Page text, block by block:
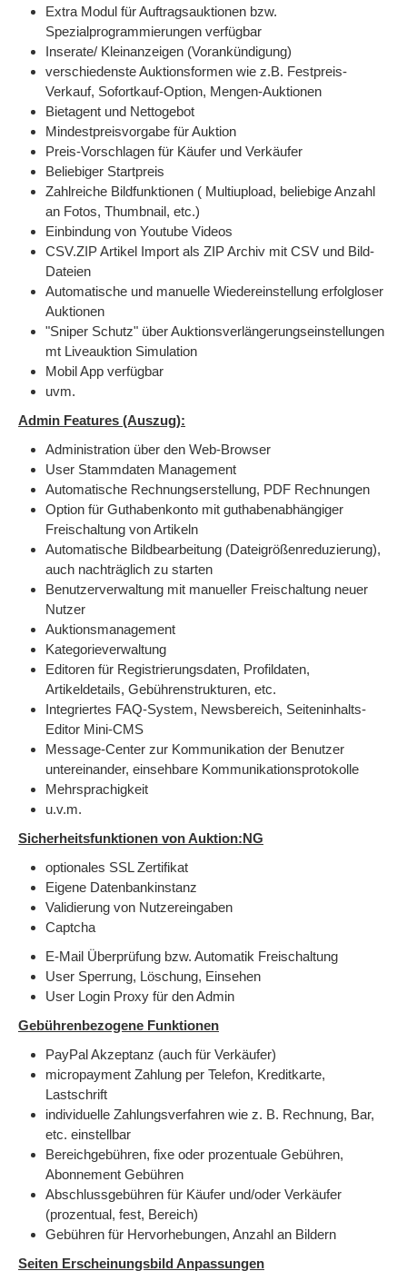
Extra Modul für Auftragsauktionen bzw.
Spezialprogrammierungen verfügbar
Inserate/ Kleinanzeigen (Vorankündigung)
verschiedenste Auktionsformen wie z.B. Festpreis-
Verkauf, Sofortkauf-Option, Mengen-Auktionen
Bietagent und Nettogebot
Mindestpreisvorgabe für Auktion
Preis-Vorschlagen für Käufer und Verkäufer
Beliebiger Startpreis
Zahlreiche Bildfunktionen ( Multiupload, beliebige Anzahl
an Fotos, Thumbnail, etc.)
Einbindung von Youtube Videos
CSV.ZIP Artikel Import als ZIP Archiv mit CSV und Bild-
Dateien
Automatische und manuelle Wiedereinstellung erfolgloser
Auktionen
"Sniper Schutz" über Auktionsverlängerungseinstellungen
mt Liveauktion Simulation
Mobil App verfügbar
uvm.
Admin Features (Auszug):
Administration über den Web-Browser
User Stammdaten Management
Automatische Rechnungserstellung, PDF Rechnungen
Option für Guthabenkonto mit guthabenabhängiger
Freischaltung von Artikeln
Automatische Bildbearbeitung (Dateigrößenreduzierung),
auch nachträglich zu starten
Benutzerverwaltung mit manueller Freischaltung neuer
Nutzer
Auktionsmanagement
Kategorieverwaltung
Editoren für Registrierungsdaten, Profildaten,
Artikeldetails, Gebührenstrukturen, etc.
Integriertes FAQ-System, Newsbereich, Seiteninhalts-
Editor Mini-CMS
Message-Center zur Kommunikation der Benutzer
untereinander, einsehbare Kommunikationsprotokolle
Mehrsprachigkeit
u.v.m.
Sicherheitsfunktionen von Auktion:NG
optionales SSL Zertifikat
Eigene Datenbankinstanz
Validierung von Nutzereingaben
Captcha
E-Mail Überprüfung bzw. Automatik Freischaltung
User Sperrung, Löschung, Einsehen
User Login Proxy für den Admin
Gebührenbezogene Funktionen
PayPal Akzeptanz (auch für Verkäufer)
micropayment Zahlung per Telefon, Kreditkarte,
Lastschrift
individuelle Zahlungsverfahren wie z. B. Rechnung, Bar,
etc. einstellbar
Bereichgebühren, fixe oder prozentuale Gebühren,
Abonnement Gebühren
Abschlussgebühren für Käufer und/oder Verkäufer
(prozentual, fest, Bereich)
Gebühren für Hervorhebungen, Anzahl an Bildern
Seiten Erscheinungsbild Anpassungen